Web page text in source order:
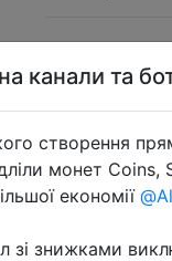
канали та
створення
монет Coins,
економії
зі знижками